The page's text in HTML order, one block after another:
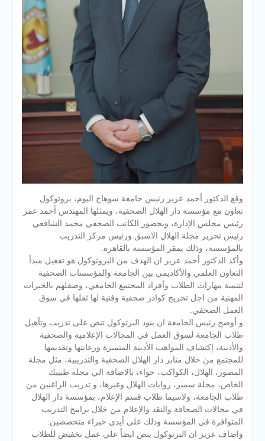
وقع الدكتور أحمد عزيز رئيس جامعة سوهاج اليوم، بروتوكول
تعاون مع مؤسسة دار الهلال الصحفية، ويمثلها المهندس أحمد عمر
رئيس مجلس الإدارة، وبحضور الكاتب الصحفي محمد الشافعي
رئيس تحرير مجلة الهلال الاسبق ورئيس مركز التدريب
بالمؤسسة، وذلك بمقر المؤسسة بالقاهرة.
وأكد الدكتور أحمد عزيز ان الهدف من البروتوكول هو تفعيل مبدأ
التعاون العلمي والأكاديمي بين الجامعة والمؤسسات الصحفية
لتنمية مهارات الطلاب وأفراد المجتمع الجامعي، وصقلهم بالخبرات
المهنية من اجل تخريج كوادر صحفية وفنية لها ثقلها في سوق
العمل الصحفي.
و أوضح رئيس الجامعة ان بنود البرتوكول تنص على تدريب وتأهيل
طلاب الجامعة لسوق العمل في المجالات الإعلامية والصحفية
والأدبية، إكتشاف المواهب الأدبية المتميزة ورعايتها وتقديمها
للمجتمع من خلال منابر دار الهلال الصحفية والتدريبية، مثل مجلة
المصور، الهلال، الكواكب، حواء، بالاضافة الي مجلة طبيبك
الخاص، مجلة سمير، روايات الهلال وغيرها، و تدريب الراغبين من
طلاب الجامعة، ولاسيما طلاب قسم الإعلام، بمؤسسة دار الهلال
في مجالات الصحافة والنقد والإعلام من خلال برامج التدريب
المتوافرة في المؤسسة وذلك على أيدي خبراء متخصصين.
واضاف عزيز ان البرتوكول ينص ايضاً علي عمل تخفيض للطلاب